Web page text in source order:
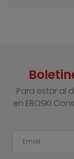
Para estar al
en EROSKI